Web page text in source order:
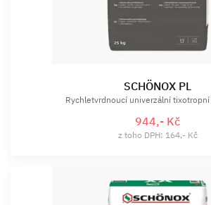
SCHÖNOX PL
Rychletvrdnoucí univerzální tixotropní
944,- Kč
z toho DPH: 164,- Kč